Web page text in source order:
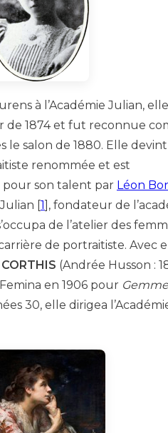
à l’Académie Julian, elle
de 1874 et fut reconnue
le salon de 1880. Elle devint
renommée et est
son talent par Léon
[1] , fondateur de
de l’atelier des
de portraitiste. Avec
(Andrée Husson :
en 1906 pour
30, elle dirigea